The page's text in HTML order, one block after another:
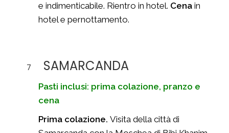
e indimenticabile. Rientro in hotel. Cena in
hotel e pernottamento.
7 SAMARCANDA
Pasti inclusi: prima colazione, pranzo e
cena
Prima colazione. Visita della città di